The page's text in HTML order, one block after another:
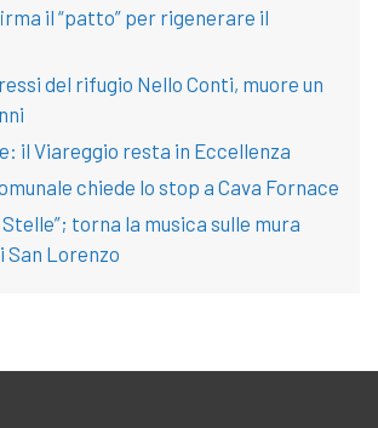
il “patto” per rigenerare il
del rifugio Nello Conti, muore un
il Viareggio resta in Eccellenza
chiede lo stop a Cava Fornace
Stelle”; torna la musica sulle mura
San Lorenzo